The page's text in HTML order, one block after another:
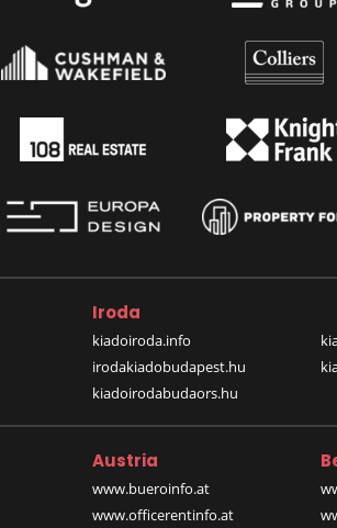
Iroda
kiadoiroda.info
irodakiadobudapest.hu
kiadoirodabudaors.hu
Austria
www.bueroinfo.at
www.officerentinfo.at